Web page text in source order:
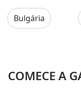
Bulgária
COMECE A